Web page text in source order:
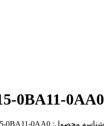
0BA11-0AA0
شناسه محصول: 0BA11-0AA0